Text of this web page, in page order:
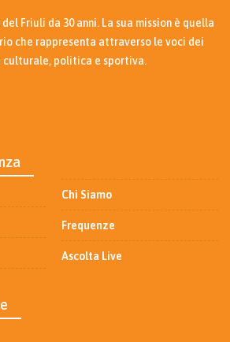
Friuli da 30 anni. La sua mission è quella
che rappresenta attraverso le voci dei
politica e sportiva.
Chi Siamo
Frequenze
Ascolta Live